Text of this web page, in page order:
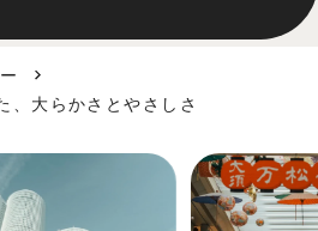
、大らかさとやさしさ